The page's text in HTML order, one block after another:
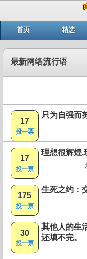
首页 精选
最新网络流行语
17
投一票
只为自强而
17
投一票
理想很辉煌,
175
投一票
生死之约：
30
投一票
其他人的生
还填不完。